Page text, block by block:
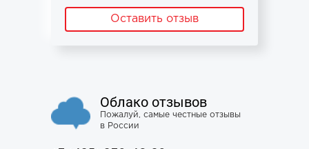
Оставить отзыв
Облако отзывов
Пожалуй, самые честные отзывы
в России